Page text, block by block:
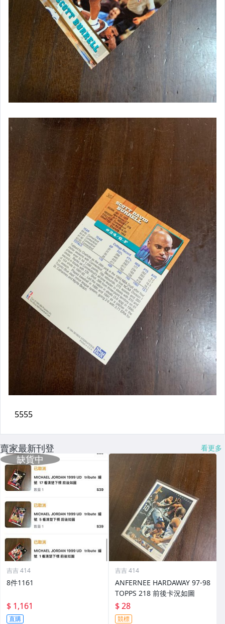
賣家最新刊登 看更多
吉吉 414
8件1161
$ 1,161
直購
吉吉 414
ANFERNEE HARDAWAY 97-98
TOPPS 218 前後卡況如圖
$ 28
競標